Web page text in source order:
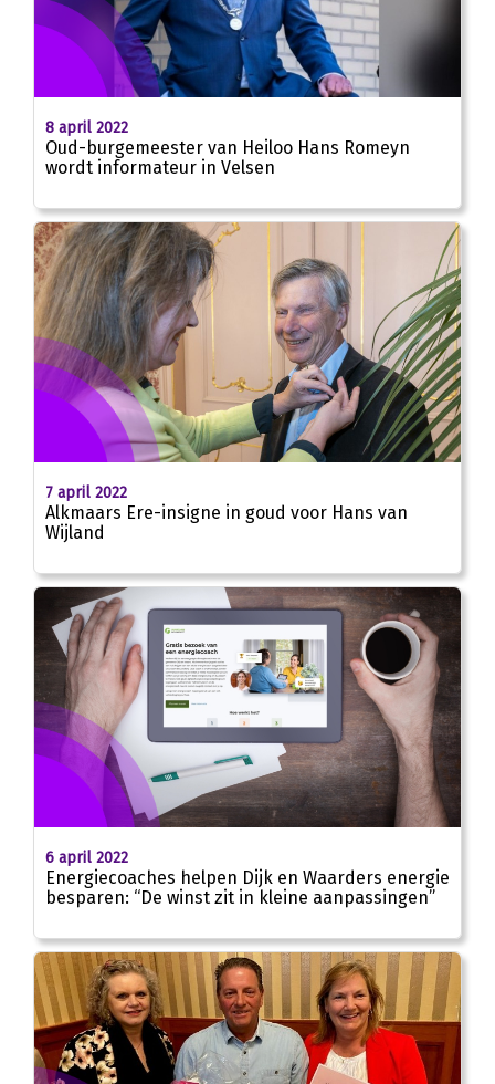
8 april 2022
Oud-burgemeester van Heiloo Hans Romeyn
wordt informateur in Velsen
7 april 2022
Alkmaars Ere-insigne in goud voor Hans van
Wijland
6 april 2022
Energiecoaches helpen Dijk en Waarders energie
besparen: “De winst zit in kleine aanpassingen”